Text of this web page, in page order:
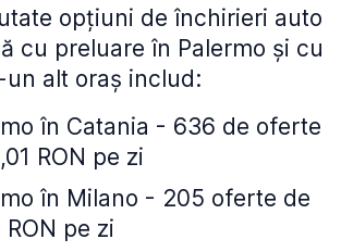
opțiuni de închirieri auto
cu preluare în Palermo și cu
alt oraș includ:
în Catania - 636 de oferte
RON pe zi
în Milano - 205 oferte de
pe zi